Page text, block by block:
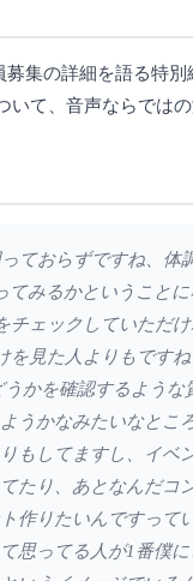
集の詳細を語る特
て、音声ならでは
ておらずですね、体
みるかということ
ェックしていただ
見た人よりもです
かを確認するよう
うかなみたいなとこ
もしてますし、イベ
たり、あとなんだコ
作りたいんですって
思ってる人が1番僕